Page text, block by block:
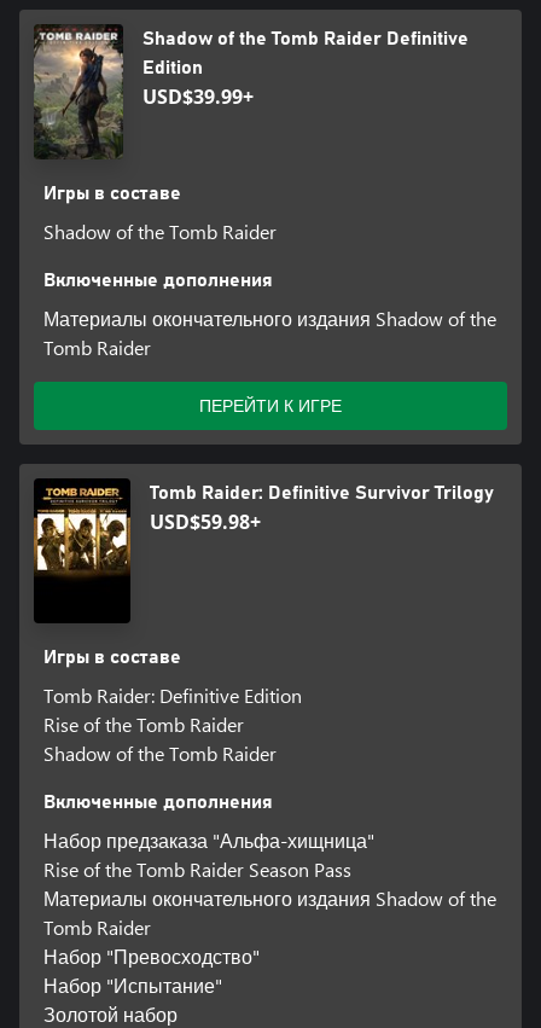
Shadow of the Tomb Raider Definitive
Edition
USD$39.99+
Игры в составе
Shadow of the Tomb Raider
Включенные дополнения
Материалы окончательного издания Shadow of the
Tomb Raider
ПЕРЕЙТИ К ИГРЕ
Tomb Raider: Definitive Survivor Trilogy
USD$59.98+
Игры в составе
Tomb Raider: Definitive Edition
Rise of the Tomb Raider
Shadow of the Tomb Raider
Включенные дополнения
Набор предзаказа "Альфа-хищница"
Rise of the Tomb Raider Season Pass
Материалы окончательного издания Shadow of the
Tomb Raider
Набор "Превосходство"
Набор "Испытание"
Золотой набор